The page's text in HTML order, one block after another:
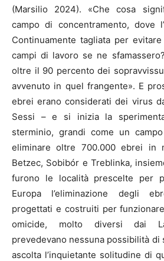
(Marsilio 2024). «Che cosa
campo di concentramento, dove
Continuamente tagliata per
campi di lavoro se ne
oltre il 90 percento dei
avvenuto in quel frangente». E
ebrei erano considerati dei virus
Sessi – e si inizia la
sterminio, grandi come un
eliminare oltre 700.000 ebrei in
Betzec, Sobibór e Treblinka,
furono le località prescelte per
Europa l’eliminazione degli
progettati e costruiti per
omicide, molto diversi dai
prevedevano nessuna possibilità di
ascolta l’inquietante solitudine di